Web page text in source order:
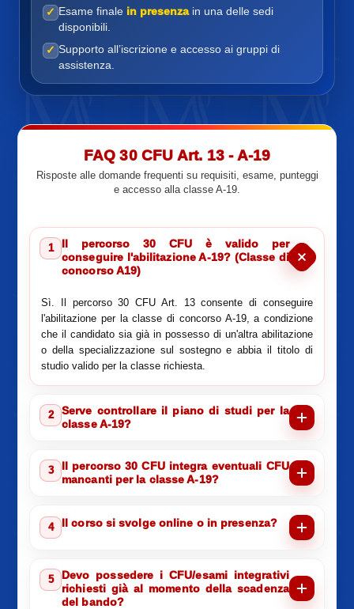
✓ Esame finale in presenzain una delle sedi
disponibili.
✓ Supporto all’iscrizione e accesso ai gruppi di
assistenza.
FAQ 30 CFU Art. 13 - A-19
Risposte alle domande frequenti su requisiti, esame, punteggi
e accesso alla classe A-19.
1
Il percorso 30 CFU è valido per
conseguire l'abilitazione A-19? (Classe di
concorso A19)
Sì. Il percorso 30 CFU Art. 13 consente di conseguire
l'abilitazione per la classe di concorso A-19, a condizione
che il candidato sia già in possesso di un'altra abilitazione
o della specializzazione sul sostegno e abbia il titolo di
studio valido per la classe richiesta.
2
Serve controllare il piano di studi per la
classe A-19?
3
Il percorso 30 CFU integra eventuali CFU
mancanti per la classe A-19?
4 Il corso si svolge online o in presenza?
5
Devo possedere i CFU/esami integrativi
richiesti già al momento della scadenza
del bando?